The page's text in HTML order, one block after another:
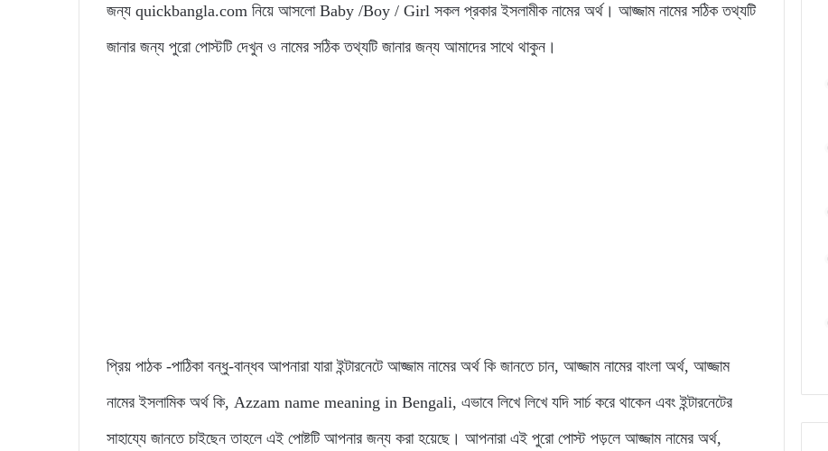
জন্য quickbangla.com নিয়ে আসলো Baby /Boy / Girl সকল প্রকার ইসলামীক নামের অর্থ। আজ্জাম নামের সঠিক তথ্যটি
জানার জন্য পুরো পোস্টটি দেখুন ও নামের সঠিক তথ্যটি জানার জন্য আমাদের সাথে থাকুন।
প্রিয় পাঠক -পাঠিকা বন্ধু-বান্ধব আপনারা যারা ইন্টারনেটে আজ্জাম নামের অর্থ কি জানতে চান, আজ্জাম নামের বাংলা অর্থ, আজ্জাম
নামের ইসলামিক অর্থ কি, Azzam name meaning in Bengali, এভাবে লিখে লিখে যদি সার্চ করে থাকেন এবং ইন্টারনেটের
সাহায্যে জানতে চাইছেন তাহলে এই পোষ্টটি আপনার জন্য করা হয়েছে। আপনারা এই পুরো পোস্ট পড়লে আজ্জাম নামের অর্থ,